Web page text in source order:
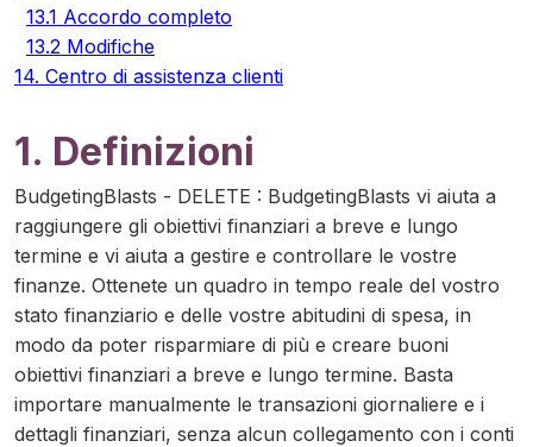
13.1 Accordo completo
13.2 Modifiche
14. Centro di assistenza clienti
1. Definizioni
BudgetingBlasts - DELETE : BudgetingBlasts vi aiuta a
raggiungere gli obiettivi finanziari a breve e lungo
termine e vi aiuta a gestire e controllare le vostre
finanze. Ottenete un quadro in tempo reale del vostro
stato finanziario e delle vostre abitudini di spesa, in
modo da poter risparmiare di più e creare buoni
obiettivi finanziari a breve e lungo termine. Basta
importare manualmente le transazioni giornaliere e i
dettagli finanziari, senza alcun collegamento con i conti